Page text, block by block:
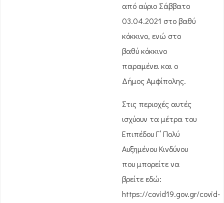
από αύριο Σάββατο
03.04.2021 στο βαθύ
κόκκινο, ενώ στο
βαθύ κόκκινο
παραμένει και ο
Δήμος Αμφίπολης.
Στις περιοχές αυτές
ισχύουν τα μέτρα του
Επιπέδου Γ’ Πολύ
Αυξημένου Κινδύνου
που μπορείτε να
βρείτε εδώ:
https://covid19.gov.gr/covid-